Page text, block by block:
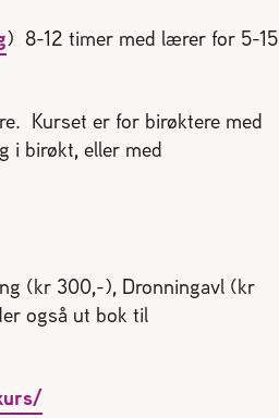
) 8-12 timer med lærer for 5-15
Kurset er for birøktere med
i birøkt, eller med
(kr 300,-), Dronningavl (kr
også ut bok til